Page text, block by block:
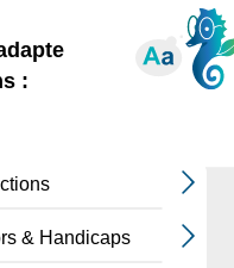
de Protection des données
Consentement